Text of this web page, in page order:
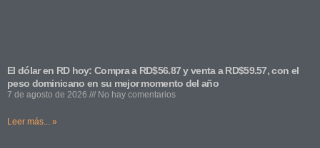
El dólar en RD hoy: Compra a RD$56.87 y venta a RD$59.57, con el
peso dominicano en su mejor momento del año
7 de agosto de 2026 No hay comentarios
Leer más... »